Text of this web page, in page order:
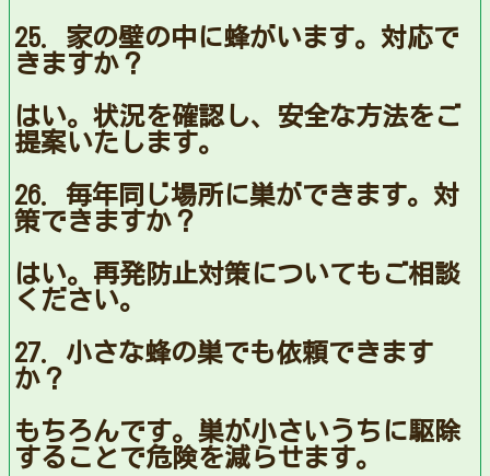
25. 家の壁の中に蜂がいます。対応で
きますか？
はい。状況を確認し、安全な方法をご
提案いたします。
26. 毎年同じ場所に巣ができます。対
策できますか？
はい。再発防止対策についてもご相談
ください。
27. 小さな蜂の巣でも依頼できます
か？
もちろんです。巣が小さいうちに駆除
することで危険を減らせます。